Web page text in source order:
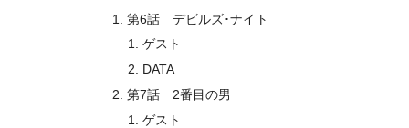
第6話 デビルズ･ナイト
ゲスト
DATA
第7話 2番目の男
ゲスト